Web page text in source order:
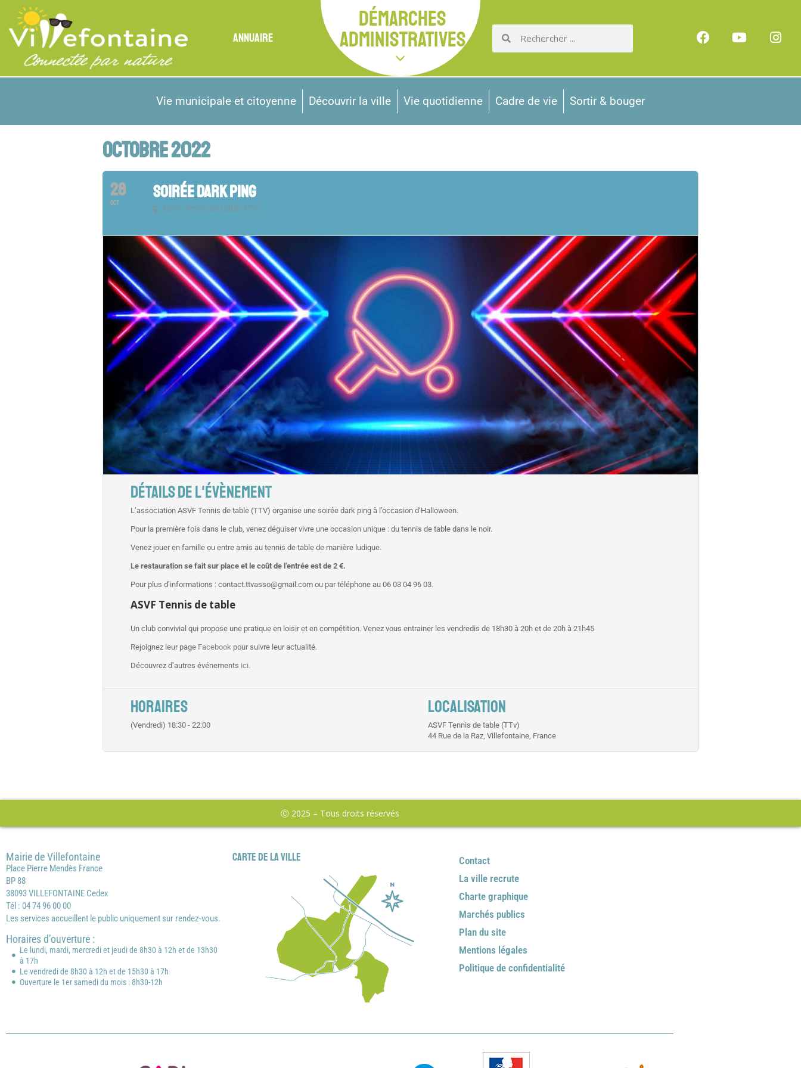
ANNUAIRE
DÉMARCHES
ADMINISTRATIVES
Vie municipale et citoyenne Découvrir la ville Vie quotidienne Cadre de vie Sortir & bouger
OCTOBRE 2022
28
OCT
SOIRÉE DARK PING
ASVF Tennis de table (TTv)
DÉTAILS DE L'ÉVÈNEMENT
L’association ASVF Tennis de table (TTV) organise une soirée dark ping à l’occasion d’Halloween.
Pour la première fois dans le club, venez déguiser vivre une occasion unique : du tennis de table dans le noir.
Venez jouer en famille ou entre amis au tennis de table de manière ludique.
Le restauration se fait sur place et le coût de l’entrée est de 2 €.
Pour plus d’informations : contact.ttvasso@gmail.com ou par téléphone au 06 03 04 96 03.
ASVF Tennis de table
Un club convivial qui propose une pratique en loisir et en compétition. Venez vous entrainer les vendredis de 18h30 à 20h et de 20h à 21h45
Rejoignez leur page Facebook pour suivre leur actualité.
Découvrez d’autres événements ici.
HORAIRES
(Vendredi) 18:30 - 22:00
LOCALISATION
ASVF Tennis de table (TTv)
44 Rue de la Raz, Villefontaine, France
Ⓒ 2025 – Tous droits réservés
Mairie de Villefontaine
Place Pierre Mendès France
BP 88
38093 VILLEFONTAINE Cedex
Tél : 04 74 96 00 00
Les services accueillent le public uniquement sur rendez-vous.
Horaires d’ouverture :
Le lundi, mardi, mercredi et jeudi de 8h30 à 12h et de 13h30
à 17h
Le vendredi de 8h30 à 12h et de 15h30 à 17h
Ouverture le 1er samedi du mois : 8h30-12h
Carte de la ville
Contact
La ville recrute
Charte graphique
Marchés publics
Plan du site
Mentions légales
Politique de confidentialité